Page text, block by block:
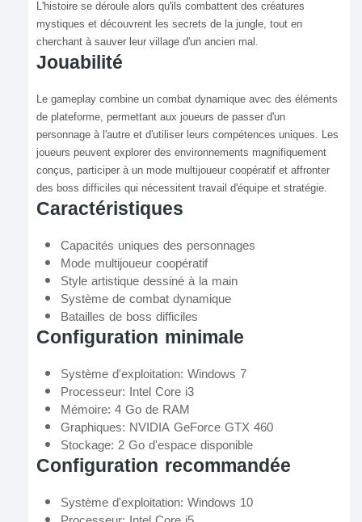
L'histoire se déroule alors qu'ils combattent des créatures
mystiques et découvrent les secrets de la jungle, tout en
cherchant à sauver leur village d'un ancien mal.
Jouabilité
Le gameplay combine un combat dynamique avec des éléments
de plateforme, permettant aux joueurs de passer d'un
personnage à l'autre et d'utiliser leurs compétences uniques. Les
joueurs peuvent explorer des environnements magnifiquement
conçus, participer à un mode multijoueur coopératif et affronter
des boss difficiles qui nécessitent travail d'équipe et stratégie.
Caractéristiques
Capacités uniques des personnages
Mode multijoueur coopératif
Style artistique dessiné à la main
Système de combat dynamique
Batailles de boss difficiles
Configuration minimale
Système d'exploitation: Windows 7
Processeur: Intel Core i3
Mémoire: 4 Go de RAM
Graphiques: NVIDIA GeForce GTX 460
Stockage: 2 Go d'espace disponible
Configuration recommandée
Système d'exploitation: Windows 10